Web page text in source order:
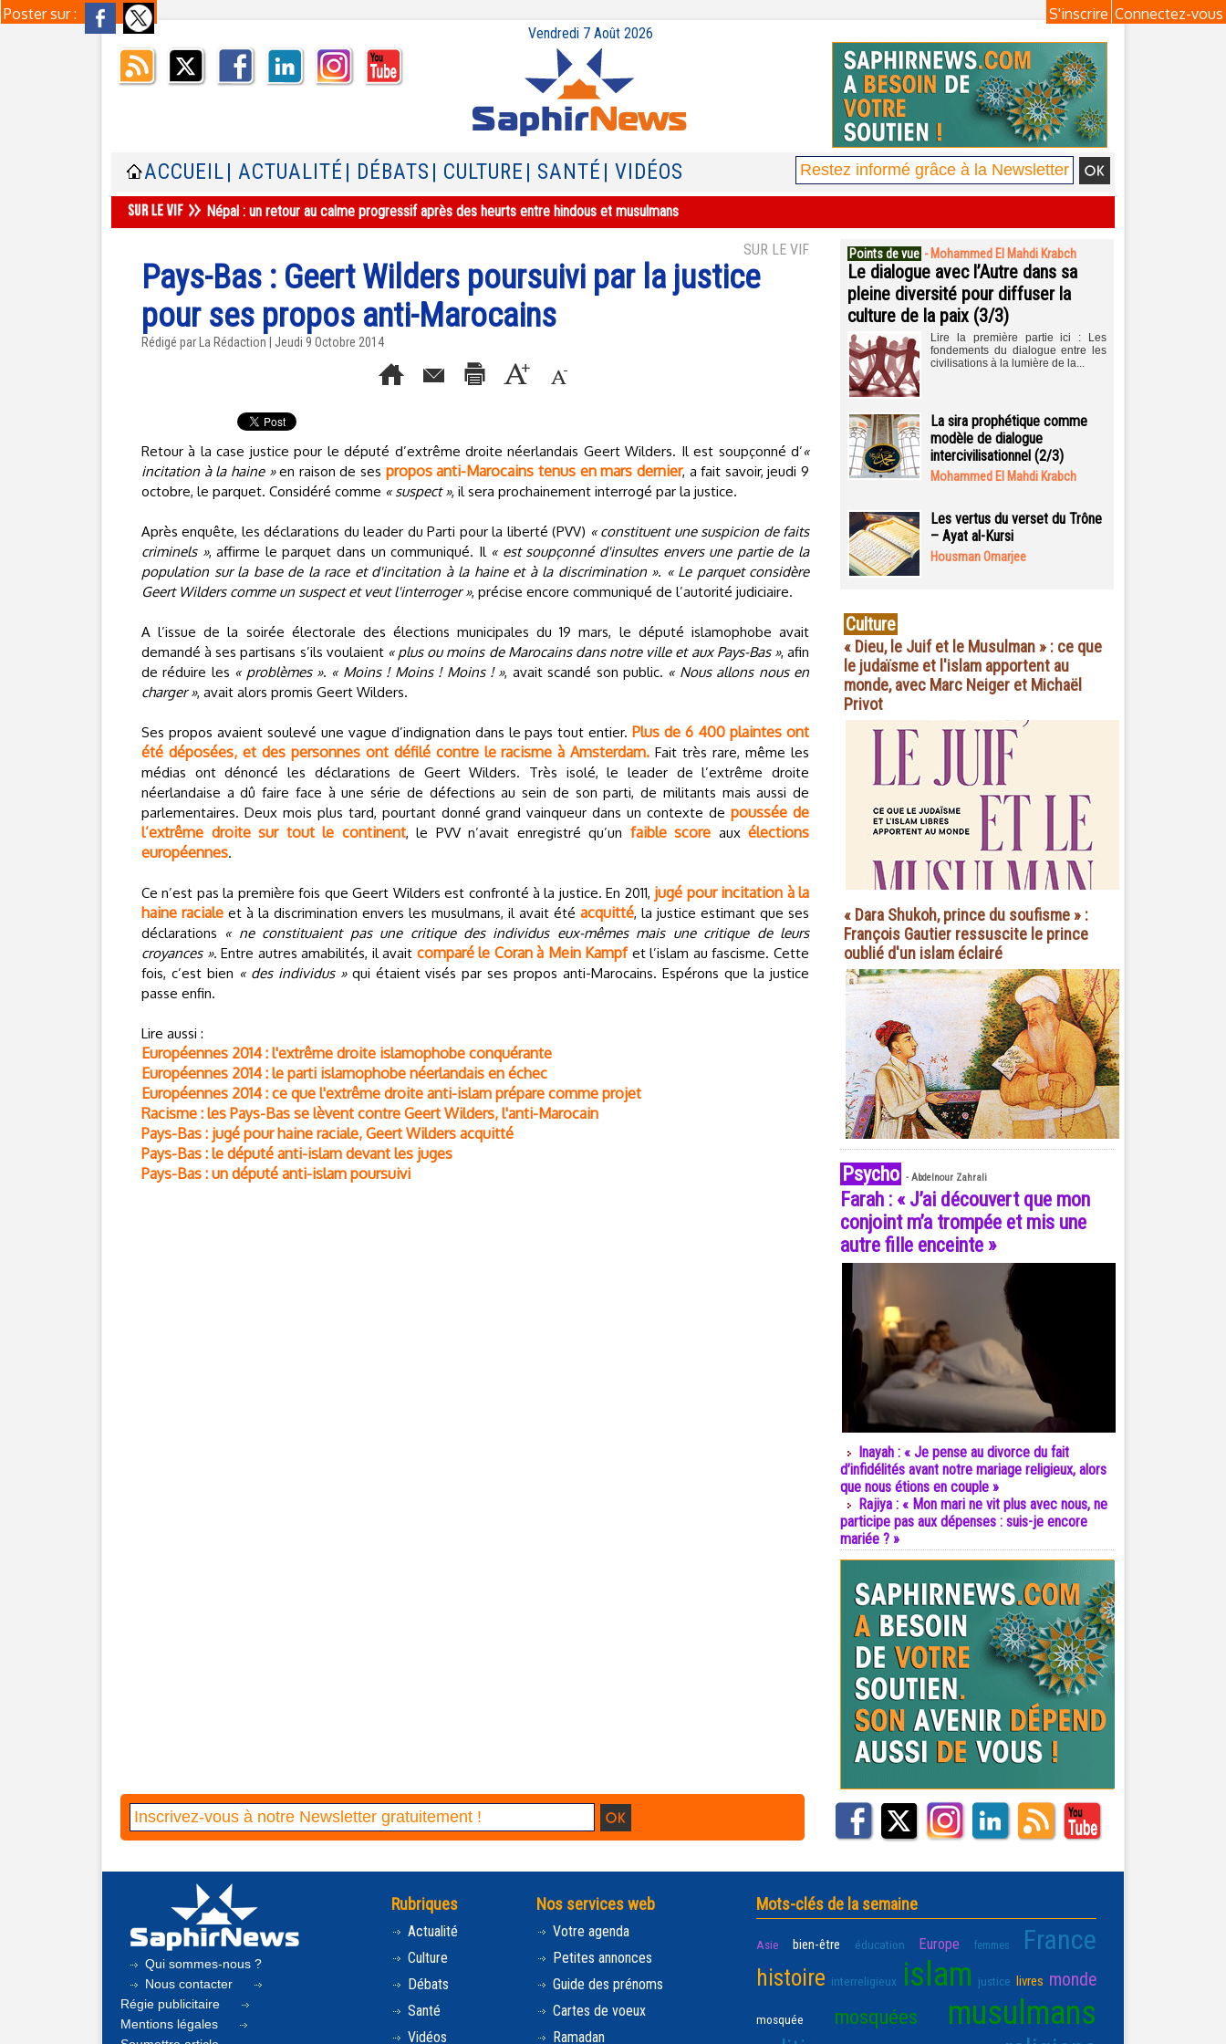
Poster sur : Connectez-vous
S'inscrire
Vendredi 7 Août 2026
ACCUEIL | ACTUALITÉ | DÉBATS | CULTURE | SANTÉ | VIDÉOS
Népal : un retour au calme progressif après des heurts entre hindous et musulmans
SUR LE VIF
Pays-Bas : Geert Wilders poursuivi par la justice
pour ses propos anti-Marocains
Rédigé par La Rédaction | Jeudi 9 Octobre 2014
Retour à la case justice pour le député d’extrême droite néerlandais Geert Wilders. Il est soupçonné d’«
incitation à la haine »en raison de ses propos anti-Marocains tenus en mars dernier, a fait savoir, jeudi 9
octobre, le parquet. Considéré comme « suspect », il sera prochainement interrogé par la justice.
Après enquête, les déclarations du leader du Parti pour la liberté (PVV) « constituent une suspicion de faits
criminels », affirme le parquet dans un communiqué. Il « est soupçonné d'insultes envers une partie de la
population sur la base de la race et d'incitation à la haine et à la discrimination ». « Le parquet considère
Geert Wilders comme un suspect et veut l'interroger », précise encore communiqué de l’autorité judiciaire.
A l’issue de la soirée électorale des élections municipales du 19 mars, le député islamophobe avait
demandé à ses partisans s’ils voulaient « plus ou moins de Marocains dans notre ville et aux Pays-Bas », afin
de réduire les « problèmes ». « Moins ! Moins ! Moins ! », avait scandé son public. « Nous allons nous en
charger », avait alors promis Geert Wilders.
Ses propos avaient soulevé une vague d’indignation dans le pays tout entier.Plus de 6 400 plaintes ont
été déposées, et des personnes ont défilé contre le racisme à Amsterdam. Fait très rare, même les
médias ont dénoncé les déclarations de Geert Wilders. Très isolé, le leader de l’extrême droite
néerlandaise a dû faire face à une série de défections au sein de son parti, de militants mais aussi de
parlementaires. Deux mois plus tard, pourtant donné grand vainqueur dans un contexte depoussée de
l’extrême droite sur tout le continent, le PVV n’avait enregistré qu’un faible score aux élections
européennes.
Ce n’est pas la première fois que Geert Wilders est confronté à la justice. En 2011, jugé pour incitation à la
haine raciale et à la discrimination envers les musulmans, il avait été acquitté, la justice estimant que ses
déclarations « ne constituaient pas une critique des individus eux-mêmes mais une critique de leurs
croyances ». Entre autres amabilités, il avait comparé le Coran à Mein Kampfet l’islam au fascisme. Cette
fois, c’est bien « des individus »qui étaient visés par ses propos anti-Marocains. Espérons que la justice
passe enfin.
Lire aussi :
Européennes 2014 : l'extrême droite islamophobe conquérante
Européennes 2014 : le parti islamophobe néerlandais en échec
Européennes 2014 : ce que l'extrême droite anti-islam prépare comme projet
Racisme : les Pays-Bas se lèvent contre Geert Wilders, l'anti-Marocain
Pays-Bas : jugé pour haine raciale, Geert Wilders acquitté
Pays-Bas : le député anti-islam devant les juges
Pays-Bas : un député anti-islam poursuivi
Points de vue - Mohammed El Mahdi Krabch
Le dialogue avec l’Autre dans sa
pleine diversité pour diffuser la
culture de la paix (3/3)
Lire la première partie ici : Les
fondements du dialogue entre les
civilisations à la lumière de la...
La sira prophétique comme
modèle de dialogue
intercivilisationnel (2/3)
Mohammed El Mahdi Krabch
Les vertus du verset du Trône
– Ayat al-Kursi
Housman Omarjee
Culture
« Dieu, le Juif et le Musulman » : ce que
le judaïsme et l'islam apportent au
monde, avec Marc Neiger et Michaël
Privot
« Dara Shukoh, prince du soufisme » :
François Gautier ressuscite le prince
oublié d'un islam éclairé
Psycho - Abdelnour Zahrali
Farah : « J’ai découvert que mon
conjoint m’a trompée et mis une
autre fille enceinte »
Inayah : « Je pense au divorce du fait
d’infidélités avant notre mariage religieux, alors
que nous étions en couple »
Rajiya : « Mon mari ne vit plus avec nous, ne
participe pas aux dépenses : suis-je encore
mariée ? »
Qui sommes-nous ?
Nous contacter
Régie publicitaire
Mentions légales
Rubriques
Actualité
Culture
Débats
Santé
Vidéos
Nos services web
Votre agenda
Petites annonces
Guide des prénoms
Cartes de voeux
Ramadan
Mots-clés de la semaine
Asie bien-être éducation Europe femmes France
histoire interreligieux islam justice livres monde
mosquée mosquées musulmans